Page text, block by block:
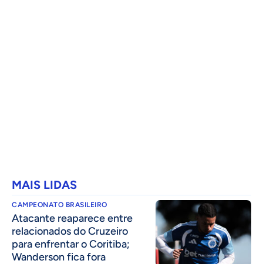
MAIS LIDAS
CAMPEONATO BRASILEIRO
Atacante reaparece entre
relacionados do Cruzeiro
para enfrentar o Coritiba;
Wanderson fica fora